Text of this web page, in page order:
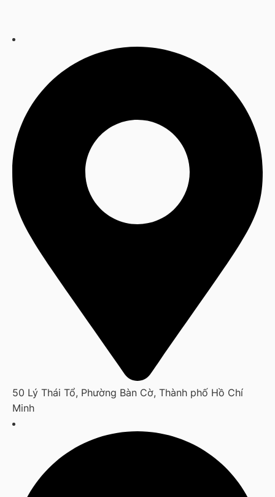
50 Lý Thái Tổ, Phường Bàn Cờ, Thành phố Hồ Chí
Minh